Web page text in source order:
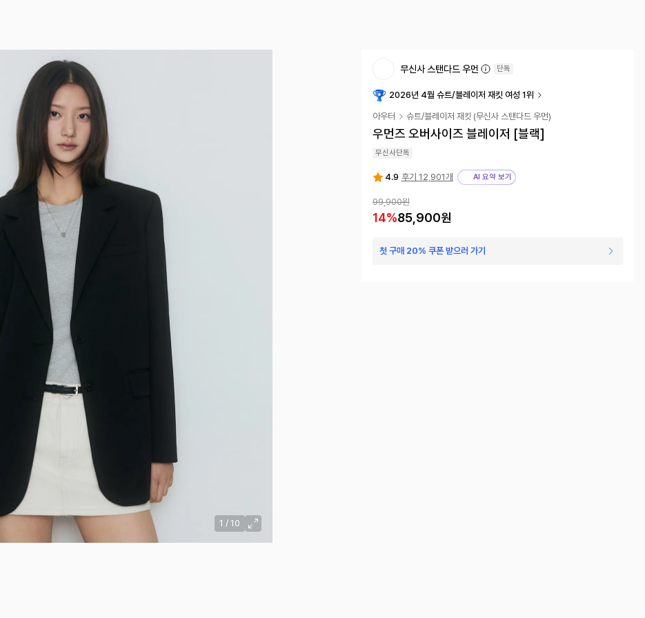
1 /10
무신사 스탠다드 우먼 단독
2026년 4월 슈트/블레이저 재킷 여성 1위
아우터 슈트/블레이저 재킷 (무신사 스탠다드 우먼)
우먼즈 오버사이즈 블레이저 [블랙]
무신사단독
4.9 후기 12,901개 AI 요약 보기
99,900원
14%85,900원
첫 구매 20% 쿠폰 받으러 가기